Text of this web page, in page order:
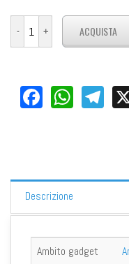
Facebook
Descrizione
Ambito gadget